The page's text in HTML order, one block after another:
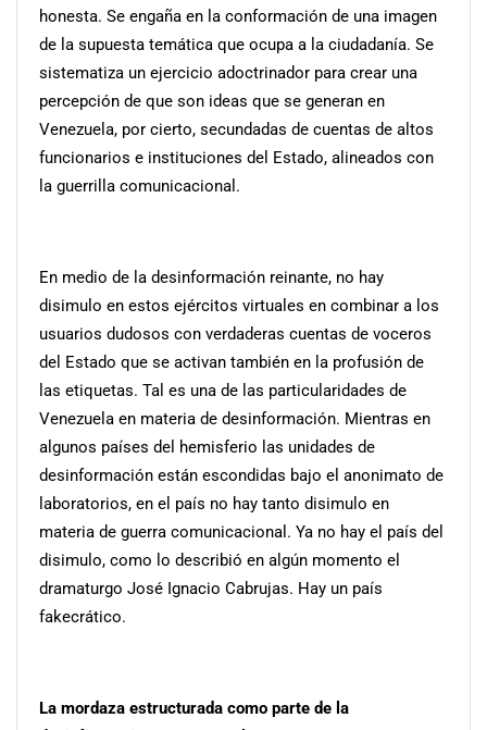
honesta. Se engaña en la conformación de una imagen
de la supuesta temática que ocupa a la ciudadanía. Se
sistematiza un ejercicio adoctrinador para crear una
percepción de que son ideas que se generan en
Venezuela, por cierto, secundadas de cuentas de altos
funcionarios e instituciones del Estado, alineados con
la guerrilla comunicacional.
En medio de la desinformación reinante, no hay
disimulo en estos ejércitos virtuales en combinar a los
usuarios dudosos con verdaderas cuentas de voceros
del Estado que se activan también en la profusión de
las etiquetas. Tal es una de las particularidades de
Venezuela en materia de desinformación. Mientras en
algunos países del hemisferio las unidades de
desinformación están escondidas bajo el anonimato de
laboratorios, en el país no hay tanto disimulo en
materia de guerra comunicacional. Ya no hay el país del
disimulo, como lo describió en algún momento el
dramaturgo José Ignacio Cabrujas. Hay un país
fakecrático.
La mordaza estructurada como parte de la